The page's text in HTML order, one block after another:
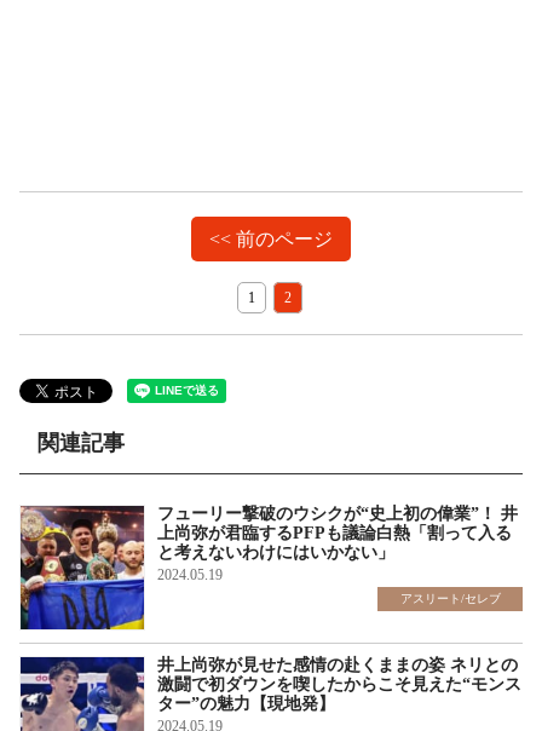
<< 前のページ
1 2
関連記事
フューリー撃破のウシクが“史上初の偉業”！ 井
上尚弥が君臨するPFPも議論白熱「割って入る
と考えないわけにはいかない」
2024.05.19
アスリート/セレブ
井上尚弥が見せた感情の赴くままの姿 ネリとの
激闘で初ダウンを喫したからこそ見えた“モンス
ター”の魅力【現地発】
2024.05.19